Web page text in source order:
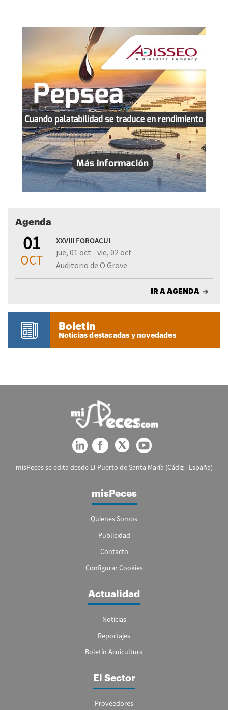
Agenda
01
OCT
XXVIII FOROACUI
jue, 01 oct - vie, 02 oct
Auditorio de O Grove
IR A AGENDA
Boletín
Noticias destacadas y novedades
misPeces se edita desde El Puerto de Santa María (Cádiz - España)
misPeces
Quienes Somos
Publicidad
Contacto
Configurar Cookies
Actualidad
Noticias
Reportajes
Boletín Acuicultura
El Sector
Proveedores